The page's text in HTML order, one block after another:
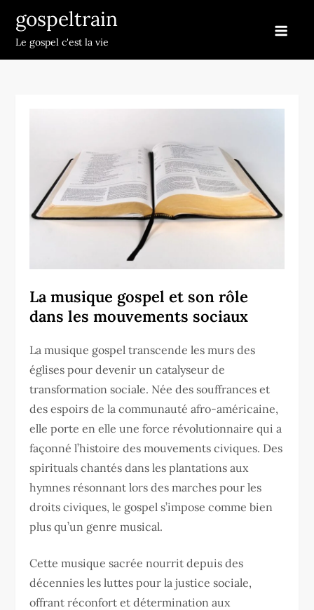
content
gospeltrain
Le gospel c'est la vie
La musique gospel et son rôle
dans les mouvements sociaux
La musique gospel transcende les murs des
églises pour devenir un catalyseur de
transformation sociale. Née des souffrances et
des espoirs de la communauté afro-américaine,
elle porte en elle une force révolutionnaire qui a
façonné l’histoire des mouvements civiques. Des
spirituals chantés dans les plantations aux
hymnes résonnant lors des marches pour les
droits civiques, le gospel s’impose comme bien
plus qu’un genre musical.
Cette musique sacrée nourrit depuis des
décennies les luttes pour la justice sociale,
offrant réconfort et détermination aux